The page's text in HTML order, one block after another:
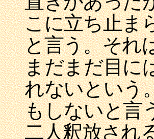
こに立ち止ま
と言う。それ
まだまだ目に
れないという
もしないと言
二人釈放され